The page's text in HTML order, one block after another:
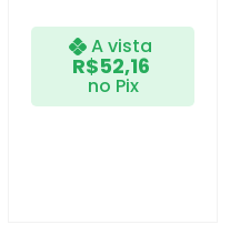
A vista
R$52,16
no Pix